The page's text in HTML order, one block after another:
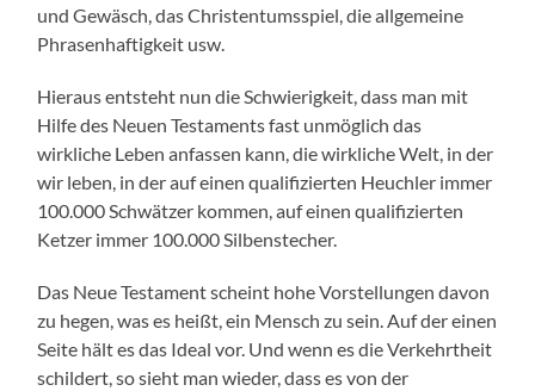
und Gewäsch, das Christentumsspiel, die allgemeine
Phrasenhaftigkeit usw.
Hieraus entsteht nun die Schwierigkeit, dass man mit
Hilfe des Neuen Testaments fast unmöglich das
wirkliche Leben anfassen kann, die wirkliche Welt, in der
wir leben, in der auf einen qualifizierten Heuchler immer
100.000 Schwätzer kommen, auf einen qualifizierten
Ketzer immer 100.000 Silbenstecher.
Das Neue Testament scheint hohe Vorstellungen davon
zu hegen, was es heißt, ein Mensch zu sein. Auf der einen
Seite hält es das Ideal vor. Und wenn es die Verkehrtheit
schildert, so sieht man wieder, dass es von der